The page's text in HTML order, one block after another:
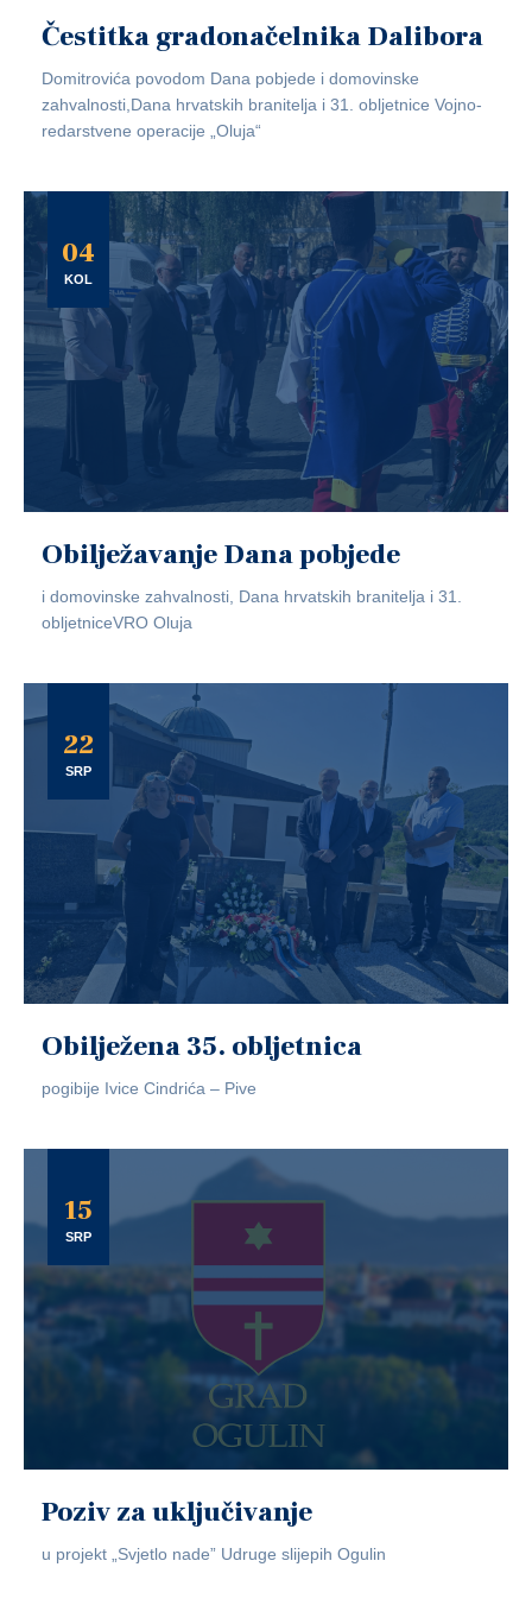
Čestitka gradonačelnika Dalibora
Domitrovića povodom Dana pobjede i domovinske
zahvalnosti,Dana hrvatskih branitelja i 31. obljetnice Vojno-
redarstvene operacije „Oluja“
04
KOL
Obilježavanje Dana pobjede
i domovinske zahvalnosti, Dana hrvatskih branitelja i 31.
obljetniceVRO Oluja
22
SRP
Obilježena 35. obljetnica
pogibije Ivice Cindrića – Pive
15
SRP
Poziv za uključivanje
u projekt „Svjetlo nade” Udruge slijepih Ogulin